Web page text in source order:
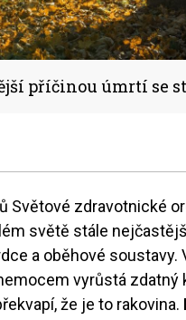
příčinou úmrtí se
Světové zdravotnické
světě stále
a oběhové soustavy.
vyrůstá zdatný
že je to rakovina.